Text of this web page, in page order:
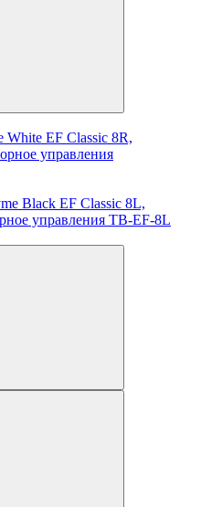
White EF Classic 8R,
управления